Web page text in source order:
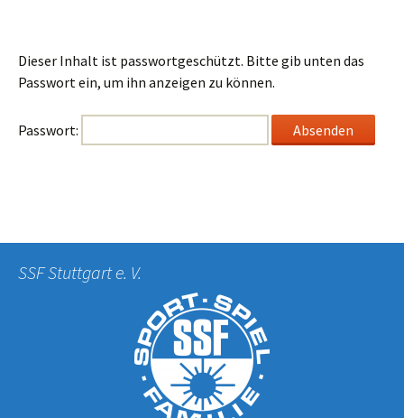
Dieser Inhalt ist passwortgeschützt. Bitte gib unten das
Passwort ein, um ihn anzeigen zu können.
Passwort:
SSF Stuttgart e. V.